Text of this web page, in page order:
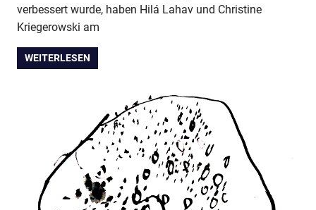
verbessert wurde, haben Hilá Lahav und Christine
Kriegerowski am
WEITERLESEN